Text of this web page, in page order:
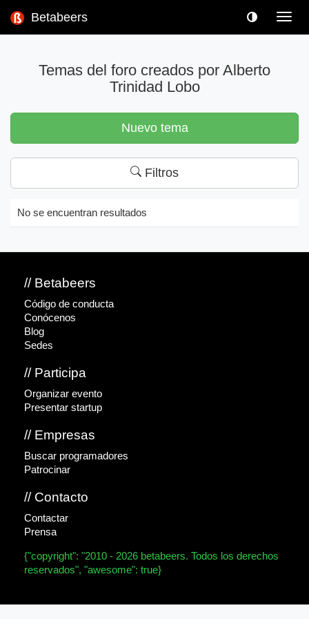
Betabeers
Temas del foro creados por Alberto
Trinidad Lobo
Nuevo tema
Filtros
No se encuentran resultados
// Betabeers
Código de conducta
Conócenos
Blog
Sedes
// Participa
Organizar evento
Presentar startup
// Empresas
Buscar programadores
Patrocinar
// Contacto
Contactar
Prensa
{"copyright": "2010 - 2026 betabeers. Todos los derechos
reservados", "awesome": true}